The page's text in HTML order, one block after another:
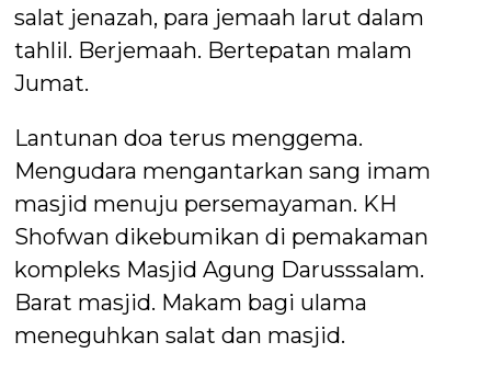
salat jenazah, para jemaah larut dalam
tahlil. Berjemaah. Bertepatan malam
Jumat.
Lantunan doa terus menggema.
Mengudara mengantarkan sang imam
masjid menuju persemayaman. KH
Shofwan dikebumikan di pemakaman
kompleks Masjid Agung Darusssalam.
Barat masjid. Makam bagi ulama
meneguhkan salat dan masjid.